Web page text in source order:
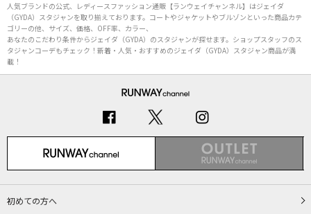
人気ブランドの公式、レディースファッション通販【ランウェイチャンネル】はジェイダ
（GYDA）スタジャンを取り揃えております。コートやジャケットやブルゾンといった商品カテ
ゴリーの他、サイズ、価格、OFF率、カラー、
あなたのこだわり条件からジェイダ（GYDA）のスタジャンが探せます。ショップスタッフのス
タジャンコーデもチェック！新着・人気・おすすめのジェイダ（GYDA）スタジャン商品が満
載！
初めての方へ